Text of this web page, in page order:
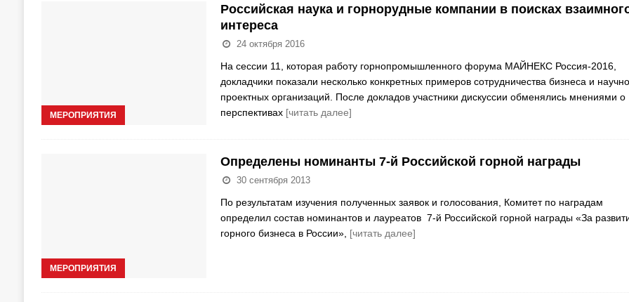
МЕРОПРИЯТИЯ
Российская наука и горнорудные компании в поисках
интереса
24 октября 2016
На сессии 11, которая работу горнопромышленного форума МАЙНЕКС Россия-2016,
докладчики показали несколько конкретных примеров сотрудничества бизнеса и
проектных организаций. После докладов участники дискуссии обменялись мнениями о
перспективах [читать далее]
МЕРОПРИЯТИЯ
Определены номинанты 7-й Российской горной награды
30 сентября 2013
По результатам изучения полученных заявок и голосования, Комитет по наградам
определил состав номинантов и лауреатов 7-й Российской горной награды «За
горного бизнеса в России», [читать далее]